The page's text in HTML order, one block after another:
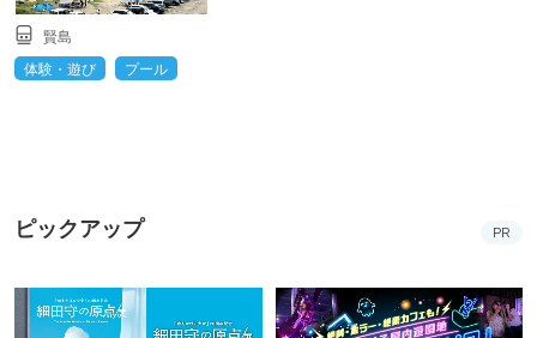
賢島
体験・遊び
プール
ピックアップ PR